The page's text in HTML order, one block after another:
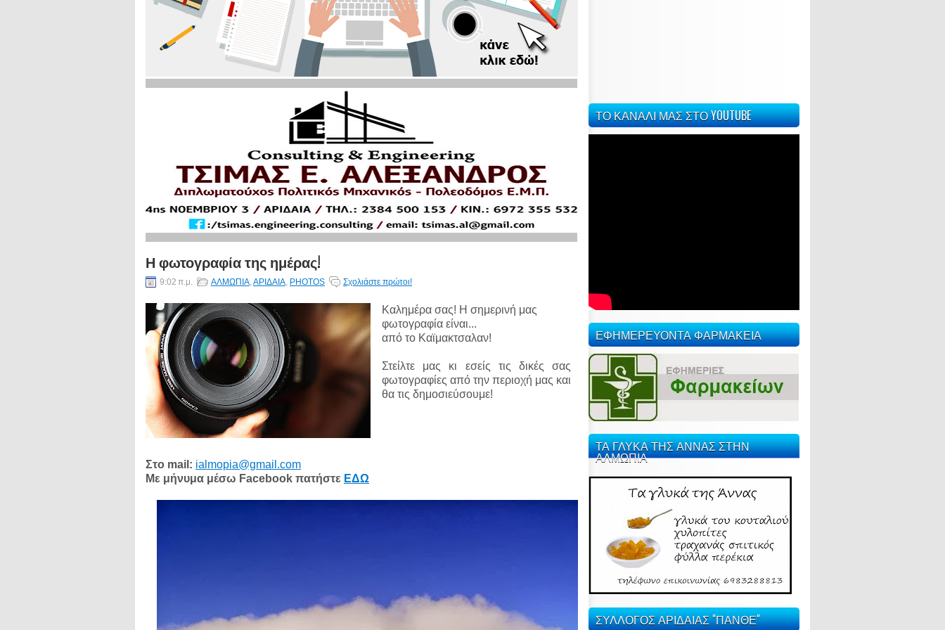
Η φωτογραφία της ημέρας!
9:02 π.μ. ΑΛΜΩΠΙΑ,ΑΡΙΔΑΙΑ, PHOTOS Σχολιάστε πρώτοι!
Καλημέρα σας! Η σημερινή μας
φωτογραφία είναι...
από το Καϊμακτσαλαν!
Στείλτε μας κι εσείς τις δικές σας
φωτογραφίες από την περιοχή μας και
θα τις δημοσιεύσουμε!
Στο mail: ialmopia@gmail.com
Με μήνυμα μέσω Facebook πατήστε ΕΔΩ
ΤΟ ΚΑΝΑΛΙ ΜΑΣ ΣΤΟ YOUTUBE
ΕΦΗΜΕΡΕΥΟΝΤΑ ΦΑΡΜΑΚΕΙΑ
ΤΑ ΓΛΥΚΑ ΤΗΣ ΑΝΝΑΣ ΣΤΗΝ
ΑΛΜΩΠΙΑ
ΣΥΛΛΟΓΟΣ ΑΡΙΔΑΙΑΣ "ΠΑΝΘΕ"